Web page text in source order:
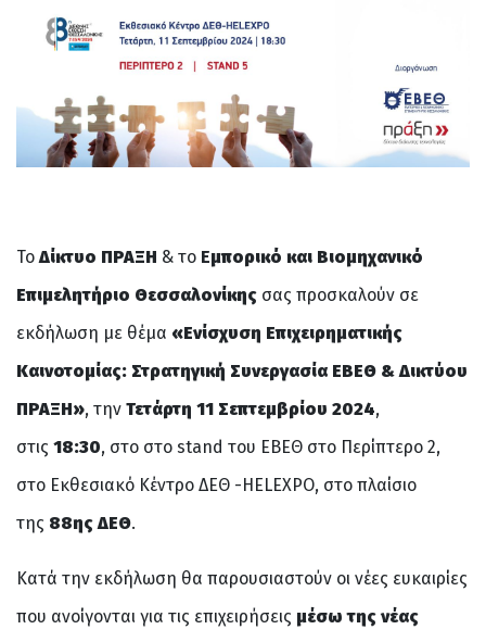
Το Δίκτυο ΠΡΑΞΗ & το Εμπορικό και Βιομηχανικό
Επιμελητήριο Θεσσαλονίκης σας προσκαλούν σε
εκδήλωση με θέμα «Ενίσχυση Επιχειρηματικής
Καινοτομίας: Στρατηγική Συνεργασία ΕΒΕΘ & Δικτύου
ΠΡΑΞΗ», την Τετάρτη 11 Σεπτεμβρίου 2024,
στις 18:30, στο στο stand του ΕΒΕΘ στο Περίπτερο 2,
στο Εκθεσιακό Κέντρο ΔΕΘ -HELEXPO, στο πλαίσιο
της 88ης ΔΕΘ.
Κατά την εκδήλωση θα παρουσιαστούν οι νέες ευκαιρίες
που ανοίγονται για τις επιχειρήσεις μέσω της νέας